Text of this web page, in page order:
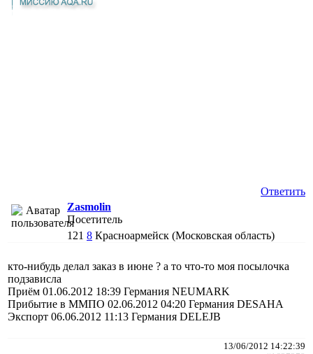
Ответить
Zasmolin
Посетитель
121 8 Красноармейск (Московская область)
кто-нибудь делал заказ в июне ? а то что-то моя посылочка
подзависла
Приём 01.06.2012 18:39 Германия NEUMARK
Прибытие в ММПО 02.06.2012 04:20 Германия DESAHA
Экспорт 06.06.2012 11:13 Германия DELEJB
13/06/2012 14:22:39